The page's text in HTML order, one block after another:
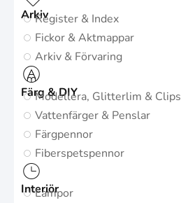
ArkivRegister & Index
Fickor & Aktmappar
Arkiv & Förvaring
Färg & DIY
Modellera, Glitterlim & Clips
Vattenfärger & Penslar
Färgpennor
Fiberspetspennor
Interiör
Lampor